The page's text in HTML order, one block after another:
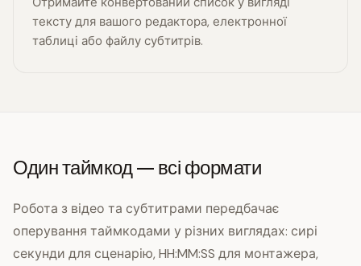
тексту для вашого редактора, електронної
таблиці або файлу субтитрів.
Один таймкод — всі формати
Робота з відео та субтитрами передбачає
оперування таймкодами у різних виглядах: сирі
секунди для сценарію, HH:MM:SS для монтажера,